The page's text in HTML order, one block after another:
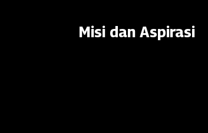
Misi dan Aspirasi